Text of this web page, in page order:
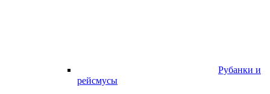
Рубанки и
рейсмусы